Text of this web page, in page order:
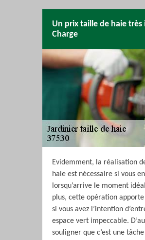
Un prix taille de haie très
Charge
Evidemment, la réalisation
haie est nécessaire si vous
lorsqu’arrive le moment
plus, cette opération apporte
si vous avez l’intention
espace vert impeccable.
souligner que c’est une